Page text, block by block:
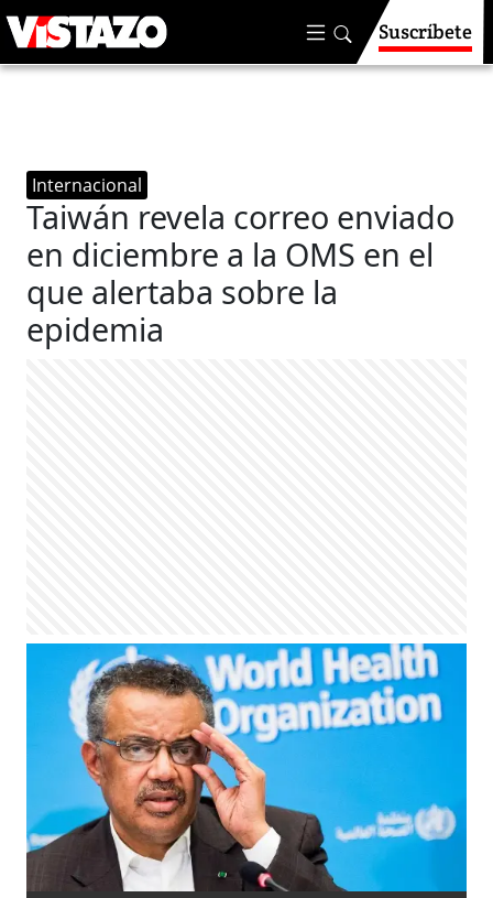
Suscríbete
Internacional
Taiwán revela correo enviado
en diciembre a la OMS en el
que alertaba sobre la
epidemia